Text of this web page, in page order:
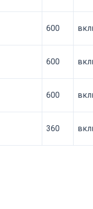
600
600
600
360